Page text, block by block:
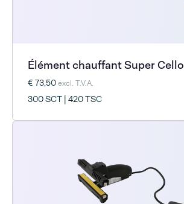
Élément chauffant Super Cello
€ 73,50excl. T.V.A.
300 SCT | 420 TSC